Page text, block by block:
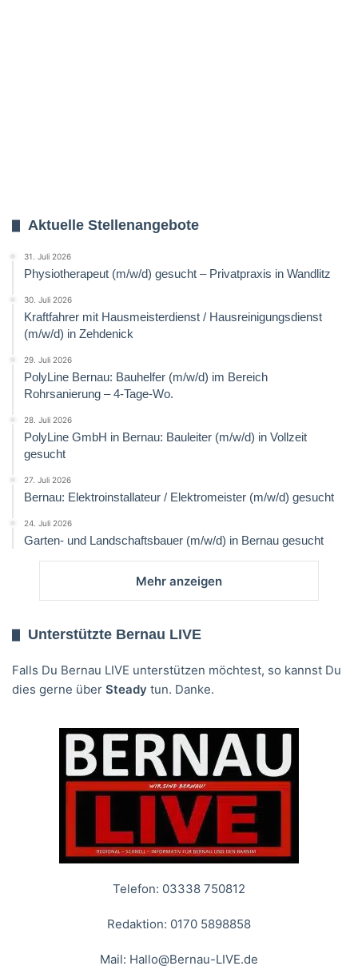
Aktuelle Stellenangebote
31. Juli 2026
Physiotherapeut (m/w/d) gesucht – Privatpraxis in Wandlitz
30. Juli 2026
Kraftfahrer mit Hausmeisterdienst / Hausreinigungsdienst
(m/w/d) in Zehdenick
29. Juli 2026
PolyLine Bernau: Bauhelfer (m/w/d) im Bereich
Rohrsanierung – 4-Tage-Wo.
28. Juli 2026
PolyLine GmbH in Bernau: Bauleiter (m/w/d) in Vollzeit
gesucht
27. Juli 2026
Bernau: Elektroinstallateur / Elektromeister (m/w/d) gesucht
24. Juli 2026
Garten- und Landschaftsbauer (m/w/d) in Bernau gesucht
Mehr anzeigen
Unterstützte Bernau LIVE
Falls Du Bernau LIVE unterstützen möchtest, so kannst Du
dies gerne über Steady tun. Danke.
Telefon: 03338 750812
Redaktion: 0170 5898858
Mail: Hallo@Bernau-LIVE.de